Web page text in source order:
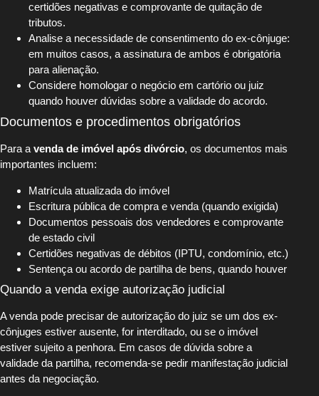
certidões negativas e comprovante de quitação de
tributos.
Analise a necessidade de consentimento do ex-cônjuge:
em muitos casos, a assinatura de ambos é obrigatória
para alienação.
Considere homologar o negócio em cartório ou juiz
quando houver dúvidas sobre a validade do acordo.
Documentos e procedimentos obrigatórios
Para avenda de imóvel após divórcio, os documentos mais
importantes incluem:
Matrícula atualizada do imóvel
Escritura pública de compra e venda (quando exigida)
Documentos pessoais dos vendedores e comprovante
de estado civil
Certidões negativas de débitos (IPTU, condomínio, etc.)
Sentença ou acordo de partilha de bens, quando houver
Quando a venda exige autorização judicial
A venda pode precisar de autorização do juiz se um dos ex-
cônjuges estiver ausente, for interditado, ou se o imóvel
estiver sujeito a penhora. Em casos de dúvida sobre a
validade da partilha, recomenda-se pedir manifestação judicial
antes da negociação.